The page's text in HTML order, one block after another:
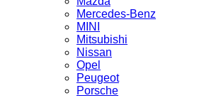
Mercedes-Benz
MINI
Mitsubishi
Nissan
Opel
Peugeot
Porsche